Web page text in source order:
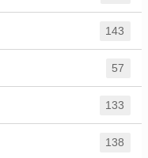
143
57
133
138